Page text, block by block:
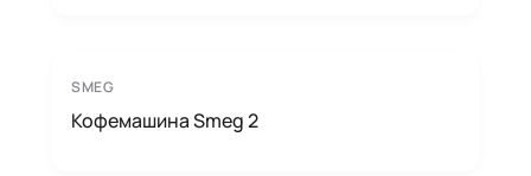
SMEG
Кофемашина Smeg 2